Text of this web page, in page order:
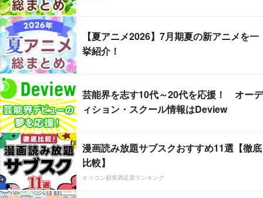
【夏アニメ2026】7月期夏の新アニメを一
挙紹介！
芸能界を志す10代～20代を応援！ オーデ
ィション・スクール情報はDeview
漫画読み放題サブスクおすすめ11選【徹底
比較】
オリコン顧客満足度ランキング